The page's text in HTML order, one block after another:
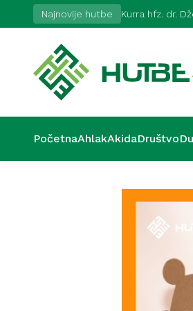
Najnovije hutbe Kurra hfz. dr.
PočetnaAhlakAkidaDruštvo